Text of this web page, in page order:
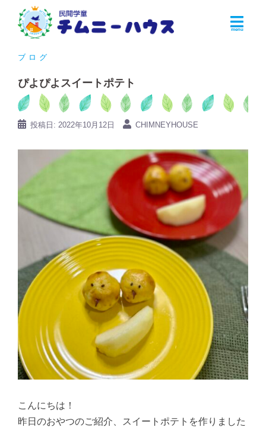
ブログ
ぴよぴよスイートポテト
投稿日: 2022年10月12日 CHIMNEYHOUSE
こんにちは！
昨日のおやつのご紹介、スイートポテトを作りました